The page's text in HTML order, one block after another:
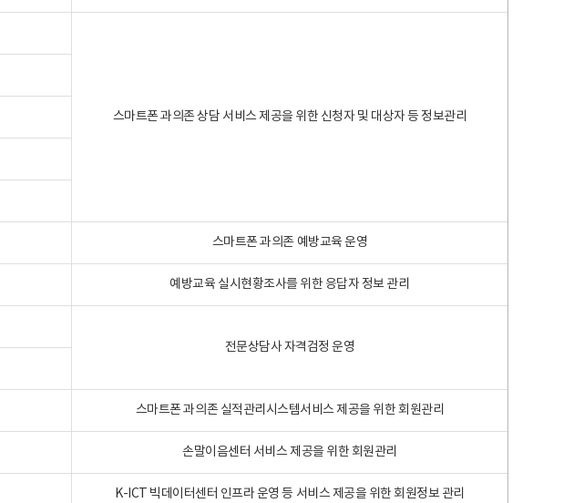
스마트폰 과의존 상담 서비스 제공을 위한 신청자 및 대상자 등 정보관리
스마트폰 과의존 예방교육 운영
예방교육 실시현황조사를 위한 응답자 정보 관리
전문상담사 자격검정 운영
스마트폰 과의존 실적관리시스템서비스 제공을 위한 회원관리
손말이음센터 서비스 제공을 위한 회원관리
K-ICT 빅데이터센터 인프라 운영 등 서비스 제공을 위한 회원정보 관리